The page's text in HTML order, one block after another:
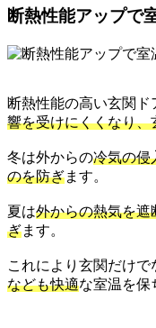
断熱性能アップで
断熱性能の高い玄関ド
響を受けにくくなり
冬は外からの冷気の侵
のを防ぎます。
夏は外からの熱気を遮
ぎます。
これにより玄関だけで
なども快適な室温を保